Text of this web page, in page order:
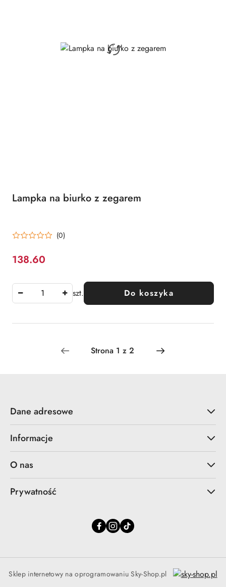
Lampka na biurko z zegarem
(0)
Cena:
138.60
szt. Do koszyka
Dane adresowe
Informacje
O nas
Prywatność
Sklep internetowy na oprogramowaniu Sky-Shop.pl